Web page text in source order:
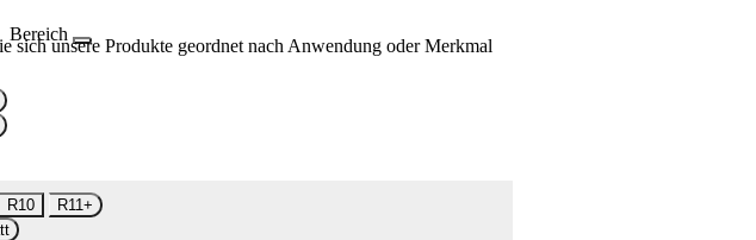
Bereich
sich unsere Produkte geordnet nach Anwendung oder Merkmal
R10
R11+